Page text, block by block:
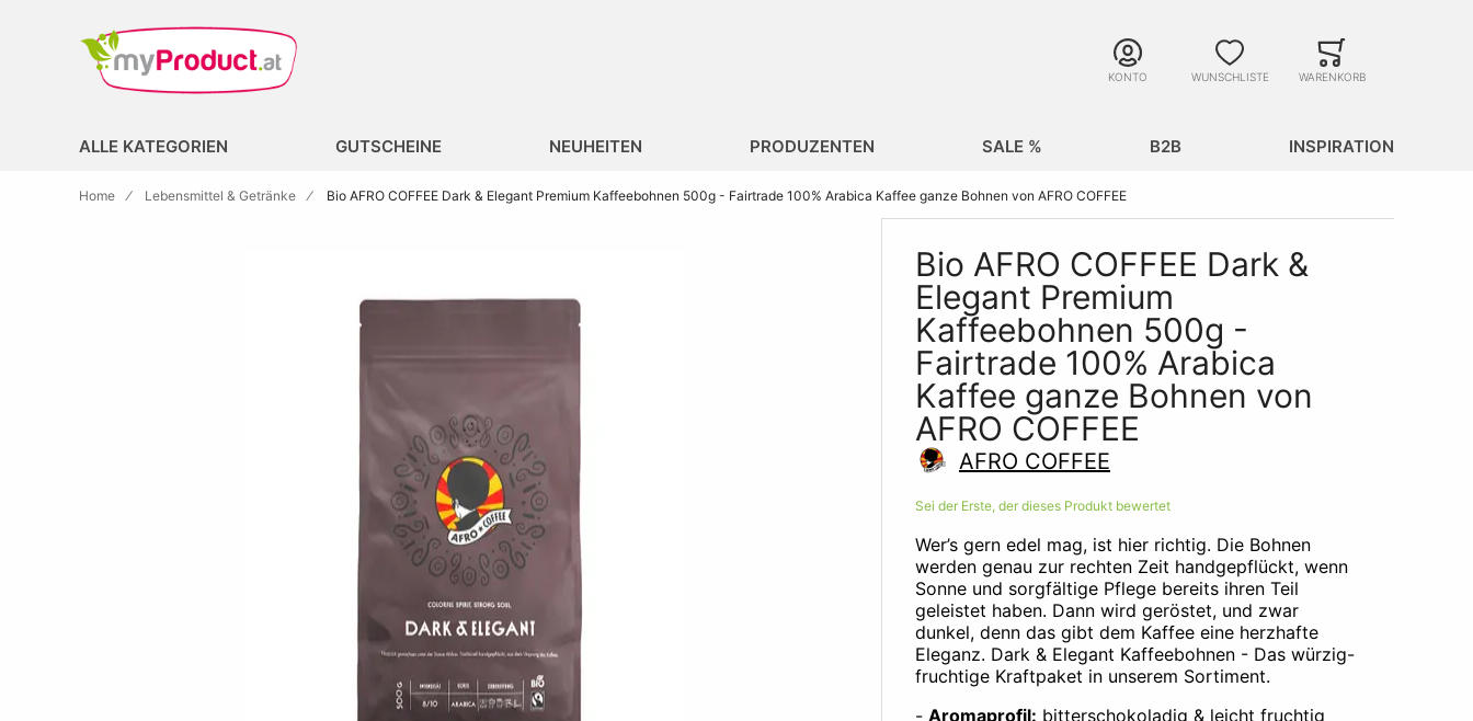
KONTO WUNSCHLISTE WARENKORB
ALLE KATEGORIEN GUTSCHEINE NEUHEITEN PRODUZENTEN SALE % B2B INSPIRATION
Home Lebensmittel & Getränke Bio AFRO COFFEE Dark & Elegant Premium Kaffeebohnen 500g - Fairtrade 100% Arabica Kaffee ganze Bohnen von AFRO COFFEE
Bio AFRO COFFEE Dark &
Elegant Premium
Kaffeebohnen 500g -
Fairtrade 100% Arabica
Kaffee ganze Bohnen von
AFRO COFFEE
AFRO COFFEE
Sei der Erste, der dieses Produkt bewertet
Wer’s gern edel mag, ist hier richtig. Die Bohnen
werden genau zur rechten Zeit handgepflückt, wenn
Sonne und sorgfältige Pflege bereits ihren Teil
geleistet haben. Dann wird geröstet, und zwar
dunkel, denn das gibt dem Kaffee eine herzhafte
Eleganz. Dark & Elegant Kaffeebohnen - Das würzig-
fruchtige Kraftpaket in unserem Sortiment.
- Aromaprofil: bitterschokoladig & leicht fruchtig